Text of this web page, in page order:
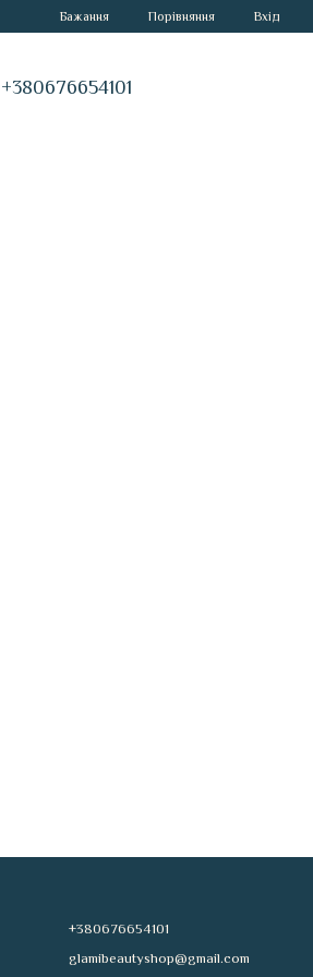
Бажання Порівняння Вхід
+380676654101
+380676654101
glamibeautyshop@gmail.com